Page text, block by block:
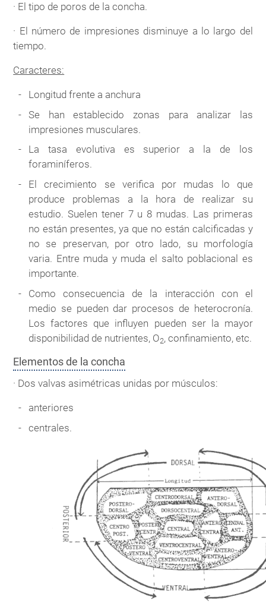
· El tipo de poros de la concha.
· El número de impresiones disminuye a lo largo del
tiempo.
Caracteres:
Longitud frente a anchura
Se han establecido zonas para analizar las
impresiones musculares.
La tasa evolutiva es superior a la de los
foraminíferos.
El crecimiento se verifica por mudas lo que
produce problemas a la hora de realizar su
estudio. Suelen tener 7 u 8 mudas. Las primeras
no están presentes, ya que no están calcificadas y
no se preservan, por otro lado, su morfología
varia. Entre muda y muda el salto poblacional es
importante.
Como consecuencia de la interacción con el
medio se pueden dar procesos de heterocronía.
Los factores que influyen pueden ser la mayor
disponibilidad de nutrientes, O2, confinamiento, etc.
Elementos de la concha
· Dos valvas asimétricas unidas por músculos:
anteriores
centrales.